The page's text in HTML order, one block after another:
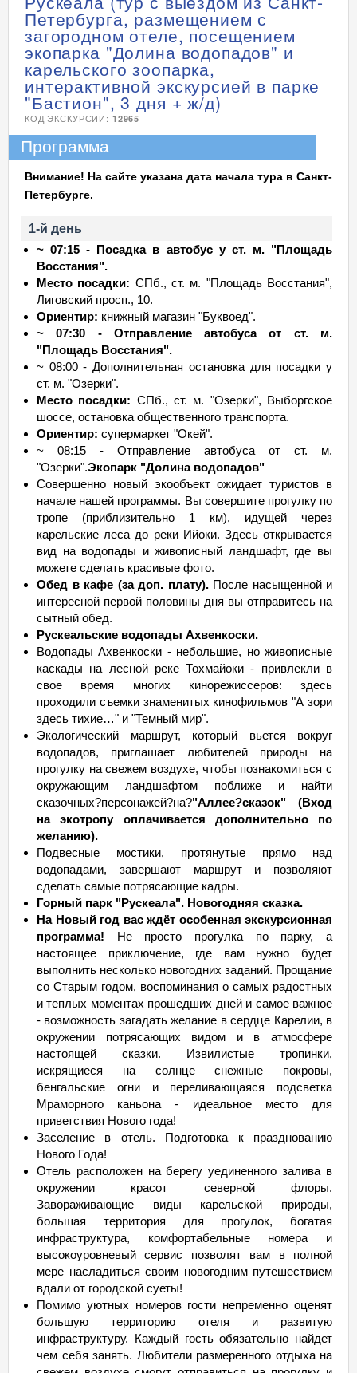
Петербурга, размещением с
загородном отеле, посещением
экопарка "Долина водопадов" и
карельского зоопарка,
интерактивной экскурсией в парке
"Бастион", 3 дня + ж/д)
КОД ЭКСКУРСИИ: 12965
Программа
Внимание! На сайте указана дата начала тура в Санкт-
Петербурге.
1-й день
~ 07:15 - Посадка в автобус у ст. м. "Площадь
Восстания".
Место посадки: СПб., ст. м. "Площадь Восстания",
Лиговский просп., 10.
Ориентир: книжный магазин "Буквоед".
~ 07:30 - Отправление автобуса от ст. м.
"Площадь Восстания".
~ 08:00 - Дополнительная остановка для посадки у
ст. м. "Озерки".
Место посадки: СПб., ст. м. "Озерки", Выборгское
шоссе, остановка общественного транспорта.
Ориентир: супермаркет "Окей".
~ 08:15 - Отправление автобуса от ст. м.
"Озерки".Экопарк "Долина водопадов"
Совершенно новый экообъект ожидает туристов в
начале нашей программы. Вы совершите прогулку по
тропе (приблизительно 1 км), идущей через
карельские леса до реки Ийоки. Здесь открывается
вид на водопады и живописный ландшафт, где вы
можете сделать красивые фото.
Обед в кафе (за доп. плату).После насыщенной и
интересной первой половины дня вы отправитесь на
сытный обед.
Рускеальские водопады Ахвенкоски.
Водопады Ахвенкоски - небольшие, но живописные
каскады на лесной реке Тохмайоки - привлекли в
свое время многих кинорежиссеров: здесь
проходили съемки знаменитых кинофильмов "А зори
здесь тихие…" и "Темный мир".
Экологический маршрут, который вьется вокруг
водопадов, приглашает любителей природы на
прогулку на свежем воздухе, чтобы познакомиться с
окружающим ландшафтом поближе и найти
сказочных?персонажей?на?"Аллее?сказок" (Вход
на экотропу оплачивается дополнительно по
желанию).
Подвесные мостики, протянутые прямо над
водопадами, завершают маршрут и позволяют
сделать самые потрясающие кадры.
Горный парк "Рускеала". Новогодняя сказка.
На Новый год вас ждёт особенная экскурсионная
программа! Не просто прогулка по парку, а
настоящее приключение, где вам нужно будет
выполнить несколько новогодних заданий. Прощание
со Старым годом, воспоминания о самых радостных
и теплых моментах прошедших дней и самое важное
- возможность загадать желание в сердце Карелии, в
окружении потрясающих видом и в атмосфере
настоящей сказки. Извилистые тропинки,
искрящиеся на солнце снежные покровы,
бенгальские огни и переливающаяся подсветка
Мраморного каньона - идеальное место для
приветствия Нового года!
Заселение в отель. Подготовка к празднованию
Нового Года!
Отель расположен на берегу уединенного залива в
окружении красот северной флоры.
Завораживающие виды карельской природы,
большая территория для прогулок, богатая
инфраструктура, комфортабельные номера и
высокоуровневый сервис позволят вам в полной
мере насладиться своим новогодним путешествием
вдали от городской суеты!
Помимо уютных номеров гости непременно оценят
большую территорию отеля и развитую
инфраструктуру. Каждый гость обязательно найдет
чем себя занять. Любители размеренного отдыха на